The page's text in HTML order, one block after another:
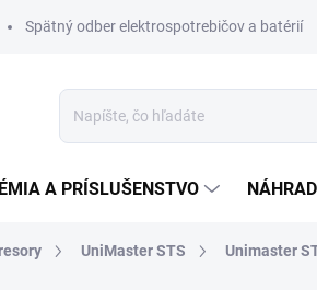
Spätný odber elektrospotrebičov a batérií
A PRÍSLUŠENSTVO
UniMaster STS Unimaster